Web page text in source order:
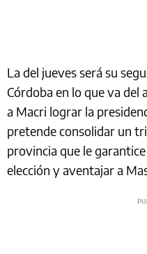
La del jueves será su
Córdoba en lo que va
a Macri lograr la
pretende consolidar un
provincia que le
elección y aventajar a